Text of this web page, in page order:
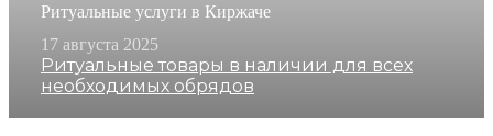
Ритуальные услуги в Киржаче
17 августа 2025
Ритуальные товары в наличии для всех
необходимых обрядов